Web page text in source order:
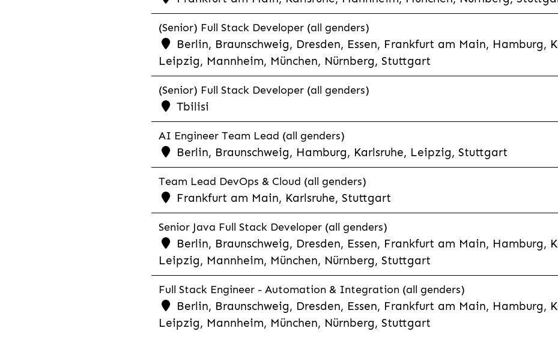
(Senior) Full Stack Developer (all genders)
Berlin, Braunschweig, Dresden, Essen, Frankfurt am Main, Hamburg,
Leipzig, Mannheim, München, Nürnberg, Stuttgart
(Senior) Full Stack Developer (all genders)
Tbilisi
AI Engineer Team Lead (all genders)
Berlin, Braunschweig, Hamburg, Karlsruhe, Leipzig, Stuttgart
Team Lead DevOps & Cloud (all genders)
Frankfurt am Main, Karlsruhe, Stuttgart
Senior Java Full Stack Developer (all genders)
Berlin, Braunschweig, Dresden, Essen, Frankfurt am Main, Hamburg,
Leipzig, Mannheim, München, Nürnberg, Stuttgart
Full Stack Engineer - Automation & Integration (all genders)
Berlin, Braunschweig, Dresden, Essen, Frankfurt am Main, Hamburg,
Leipzig, Mannheim, München, Nürnberg, Stuttgart